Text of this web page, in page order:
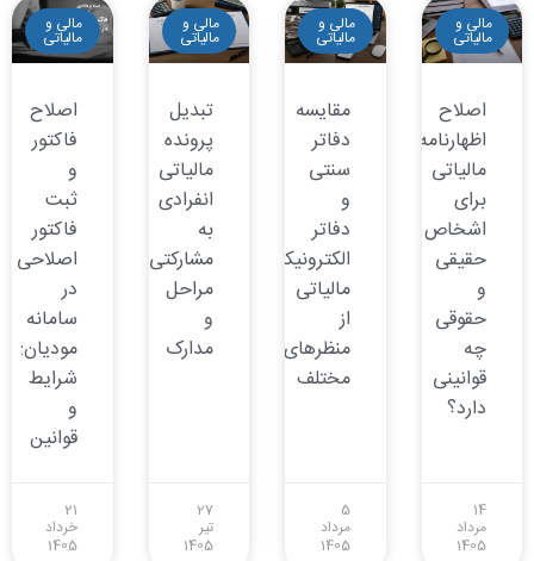
مالی و
مالیاتی
اصلاح
اظهارنامه
مالیاتی
برای
اشخاص
حقیقی
و
حقوقی
چه
قوانینی
دارد؟
14
مرداد
1405
مالی و
مالیاتی
مقایسه
دفاتر
سنتی
و
دفاتر
الکترونیکی
مالیاتی
از
منظرهای
مختلف
5
مرداد
1405
مالی و
مالیاتی
تبدیل
پرونده
مالیاتی
انفرادی
به
مشارکتی:
مراحل
و
مدارک
27
تیر
1405
مالی و
مالیاتی
اصلاح
فاکتور
و
ثبت
فاکتور
اصلاحی
در
سامانه
مودیان:
شرایط
و
قوانین
21
خرداد
1405